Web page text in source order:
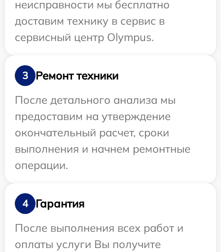
неисправности мы бесплатно
доставим технику в сервис в
сервисный центр Olympus.
3
Ремонт техники
После детального анализа мы
предоставим на утверждение
окончательный расчет, сроки
выполнения и начнем ремонтные
операции.
4
Гарантия
После выполнения всех работ и
оплаты услуги Вы получите